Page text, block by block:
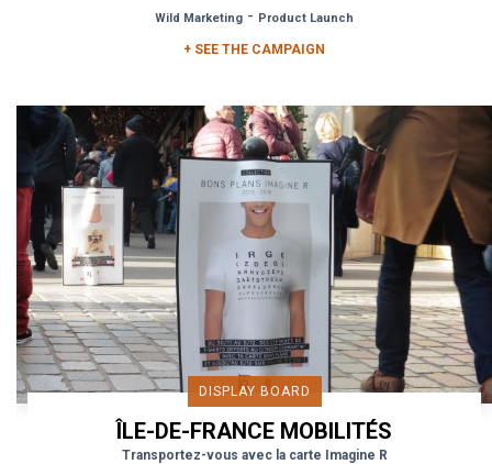
Wild Marketing - Product Launch
+ SEE THE CAMPAIGN
DISPLAY BOARD
ÎLE-DE-FRANCE MOBILITÉS
Transportez-vous avec la carte Imagine R